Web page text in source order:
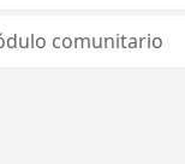
comunitario